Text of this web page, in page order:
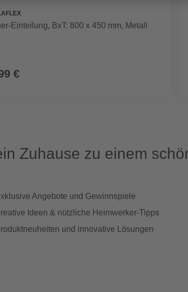
Einteilung, BxT: 800 x 450 mm, Metall
€
Zuhause zu einem
Angebote und Gewinnspiele
Ideen & nützliche Heimwerker-Tipps
und innovative Lösungen